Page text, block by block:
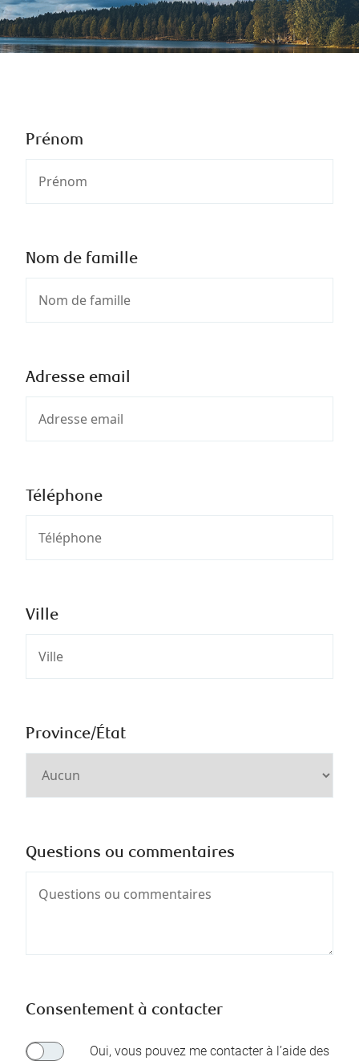
Prénom
Nom de famille
Adresse email
Téléphone
Ville
Province/État
Questions ou commentaires
Consentement à contacter
Oui, vous pouvez me contacter à l’aide des